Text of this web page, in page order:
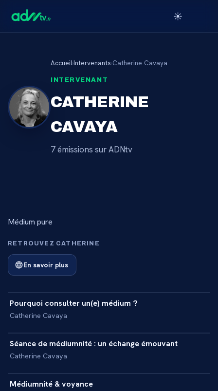
☀️
Accueil›Intervenants›Catherine Cavaya
INTERVENANT
CATHERINE
CAVAYA
7émissions sur ADNtv
Médium pure
RETROUVEZ CATHERINE
En savoir plus
INTERVIEW
Pourquoi consulter un(e) médium ?
Catherine Cavaya
REPORTAGE
Séance de médiumnité : un échange émouvant
Catherine Cavaya
REPORTAGE
Médiumnité & voyance